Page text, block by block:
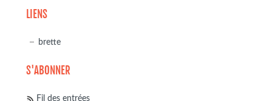
LIENS
brette
S'ABONNER
Fil des entrées